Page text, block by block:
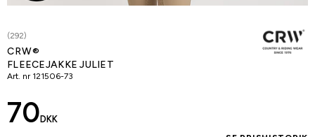
(292)
CRW®
FLEECEJAKKE JULIET
Art. nr 121506-73
70 DKK